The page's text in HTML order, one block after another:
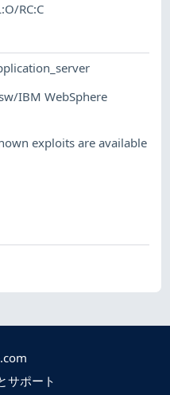
RC:C
IBM WebSphere
exploits are available
サポート